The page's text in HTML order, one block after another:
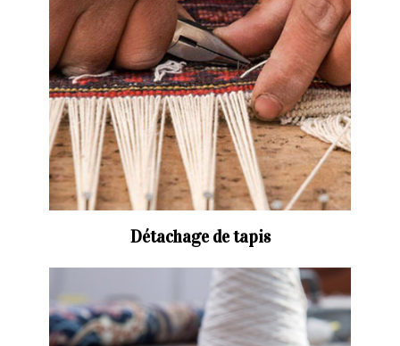
Détachage de tapis